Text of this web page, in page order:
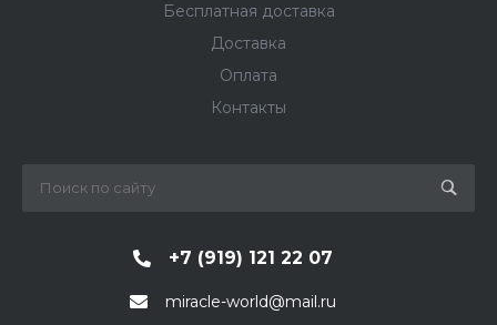
Бесплатная доставка
Доставка
Оплата
Контакты
+7 (919) 121 22 07
miracle-world@mail.ru